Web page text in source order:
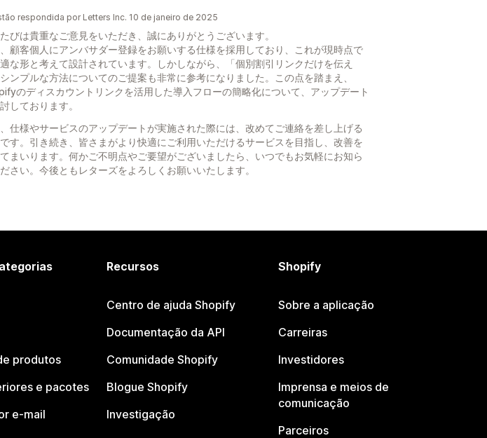
respondida por Letters Inc. 10 de janeiro de 2025
びは貴重なご意見をいただき、誠にありがとうございます。
顧客個人にアンバサダー登録をお願いする仕様を採用しており、これが現時点で
な形と考えて設計されています。しかしながら、「個別割引リンクだけを伝え
ンプルな方法についてのご提案も非常に参考になりました。この点を踏まえ、
のディスカウントリンクを活用した導入フローの簡略化について、アップデート
しております。
仕様やサービスのアップデートが実施された際には、改めてご連絡を差し上げる
す。引き続き、皆さまがより快適にご利用いただけるサービスを目指し、改善を
まいります。何かご不明点やご要望がございましたら、いつでもお気軽にお知ら
さい。今後ともレターズをよろしくお願いいたします。
produtos
e pacotes
e-mail
Recursos
Centro de ajuda Shopify
Documentação da API
Comunidade Shopify
Blogue Shopify
Investigação
Shopify
Sobre a aplicação
Carreiras
Investidores
Imprensa e meios de
comunicação
Parceiros